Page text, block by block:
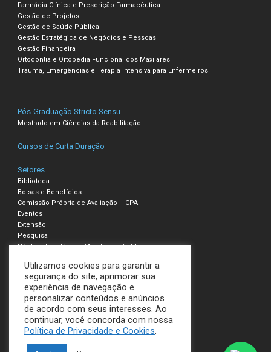
Farmácia Clínica e Prescrição Farmacêutica
Gestão de Projetos
Gestão de Saúde Pública
Gestão Estratégica de Negócios e Pessoas
Gestão Financeira
Ortodontia e Ortopedia Funcional dos Maxilares
Trauma, Emergências e Terapia Intensiva para Enfermeiros
Pós-Graduação Stricto Sensu
Mestrado em Ciências da Reabilitação
Cursos de Curta Duração
Setores
Biblioteca
Bolsas e Benefícios
Comissão Própria de Avaliação – CPA
Eventos
Extensão
Pesquisa
Núcleo de Estágio e Monitoria – NEM
Compliance – Ouvidoria
Política de Privacidade e Cookies
Termos de Uso
UNILAVRAS
Utilizamos cookies para garantir a
segurança do site, aprimorar sua
experiência de navegação e
personalizar conteúdos e anúncios
de acordo com seus interesses. Ao
continuar, você concorda com nossa
Política de Privacidade e Cookies.